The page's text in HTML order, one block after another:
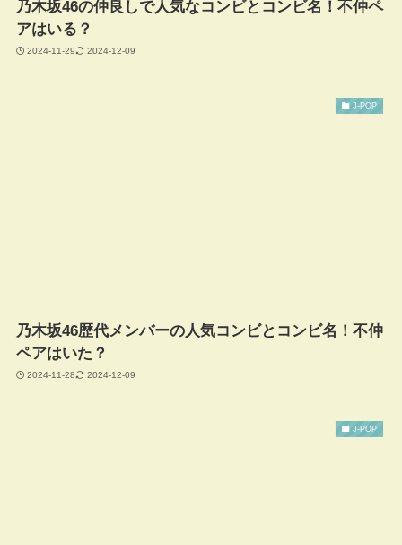
乃木坂46の仲良しで人気なコンビとコンビ名！不仲ペ
アはいる？
2024-11-29 2024-12-09
J-POP
乃木坂46歴代メンバーの人気コンビとコンビ名！不仲
ペアはいた？
2024-11-28 2024-12-09
J-POP